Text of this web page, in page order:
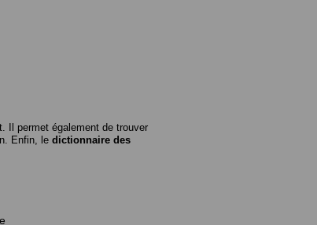
Il permet également de trouver
Enfin, le dictionnaire des